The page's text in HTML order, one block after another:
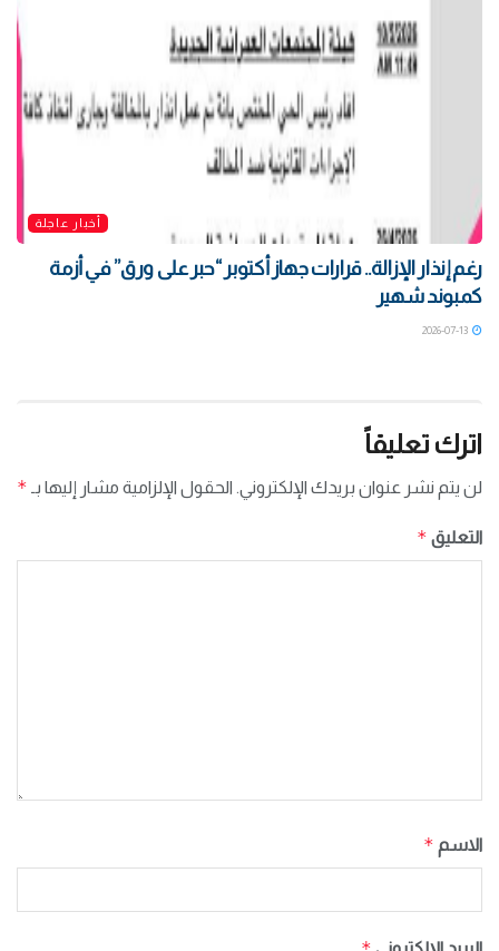
أخبار عاجلة
رغم إنذار الإزالة.. قرارات جهاز أكتوبر “حبر على ورق” في أزمة
كمبوند شهير
اترك تعليقاً
لن يتم نشر عنوان بريدك الإلكتروني. الحقول الإلزامية مشار إليها بـ *
التعليق *
الاسم *